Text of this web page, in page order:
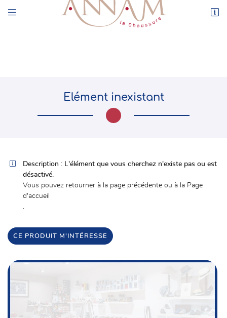
 
En cochant cette case, vous consentez à recevoir nos propositions commerciales à
l'adresse email indiqué ci-dessus. Vous pouvez vous désinscrire à tout moment en
utilisantle formulaire de désinscription .
Elément inexistant
 Description : L'élément que vous cherchez n'existe pas ou est
désactivé.
Vous pouvez retourner à la page précédente ou à la Page
d'accueil
.
CE PRODUIT M'INTÉRESSE